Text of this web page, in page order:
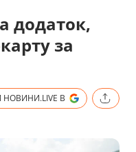
додаток,
за
НОВИНИ.LIVE В